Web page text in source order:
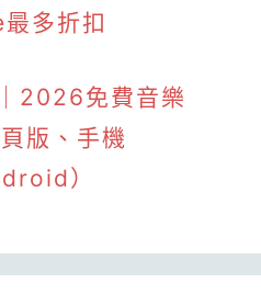
多折扣
2026免費音樂
版、手機
）